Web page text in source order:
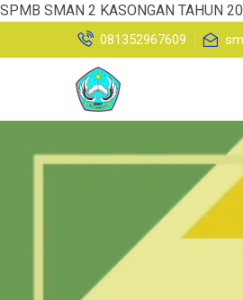
SPMB SMAN 2 KASONGAN TAHUN
081352967609